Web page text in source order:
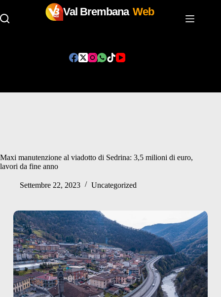
Val Brembana Web
Maxi manutenzione al viadotto di Sedrina: 3,5 milioni di euro,
lavori da fine anno
Settembre 22, 2023 Uncategorized